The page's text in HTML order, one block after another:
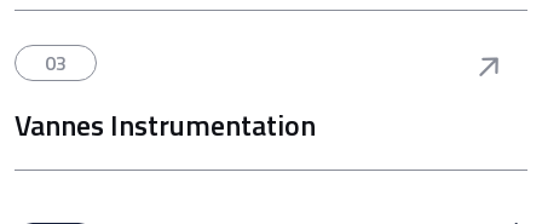
03
Vannes Instrumentation